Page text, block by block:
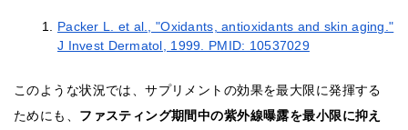
Packer L. et al., "Oxidants, antioxidants and skin aging."
J Invest Dermatol, 1999. PMID: 10537029
このような状況では、サプリメントの効果を最大限に発揮する
ためにも、 ファスティング期間中の紫外線曝露を最小限に抑え